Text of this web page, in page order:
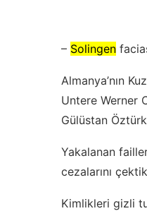
– Solingen
Almanya’nın
Untere Werner
Gülüstan
Yakalanan
cezalarını
Kimlikleri gizli